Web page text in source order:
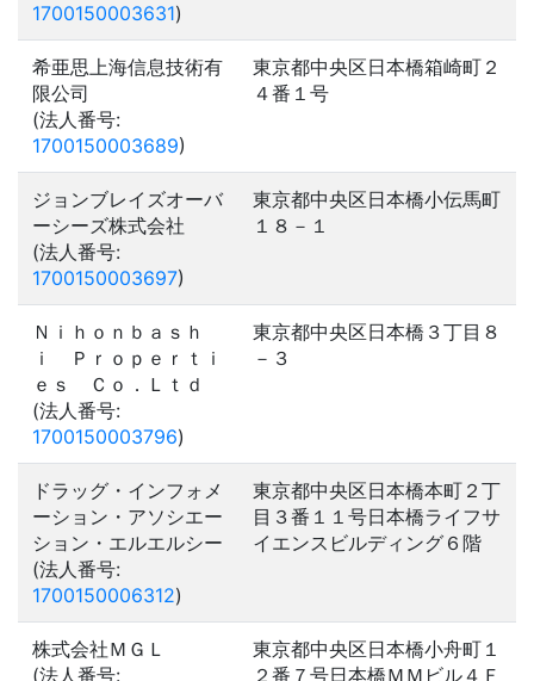
1700150003631)
希亜思上海信息技術有
限公司
(法人番号:
1700150003689)
東京都中央区日本橋箱崎町２
４番１号
ジョンブレイズオーバ
ーシーズ株式会社
(法人番号:
1700150003697)
東京都中央区日本橋小伝馬町
１８－１
Ｎｉｈｏｎｂａｓｈ
ｉ Ｐｒｏｐｅｒｔｉ
ｅｓ Ｃｏ．Ｌｔｄ
(法人番号:
1700150003796)
東京都中央区日本橋３丁目８
－３
ドラッグ・インフォメ
ーション・アソシエー
ション・エルエルシー
(法人番号:
1700150006312)
東京都中央区日本橋本町２丁
目３番１１号日本橋ライフサ
イエンスビルディング６階
株式会社ＭＧＬ
(法人番号:
東京都中央区日本橋小舟町１
２番７号日本橋ＭＭビル４Ｆ